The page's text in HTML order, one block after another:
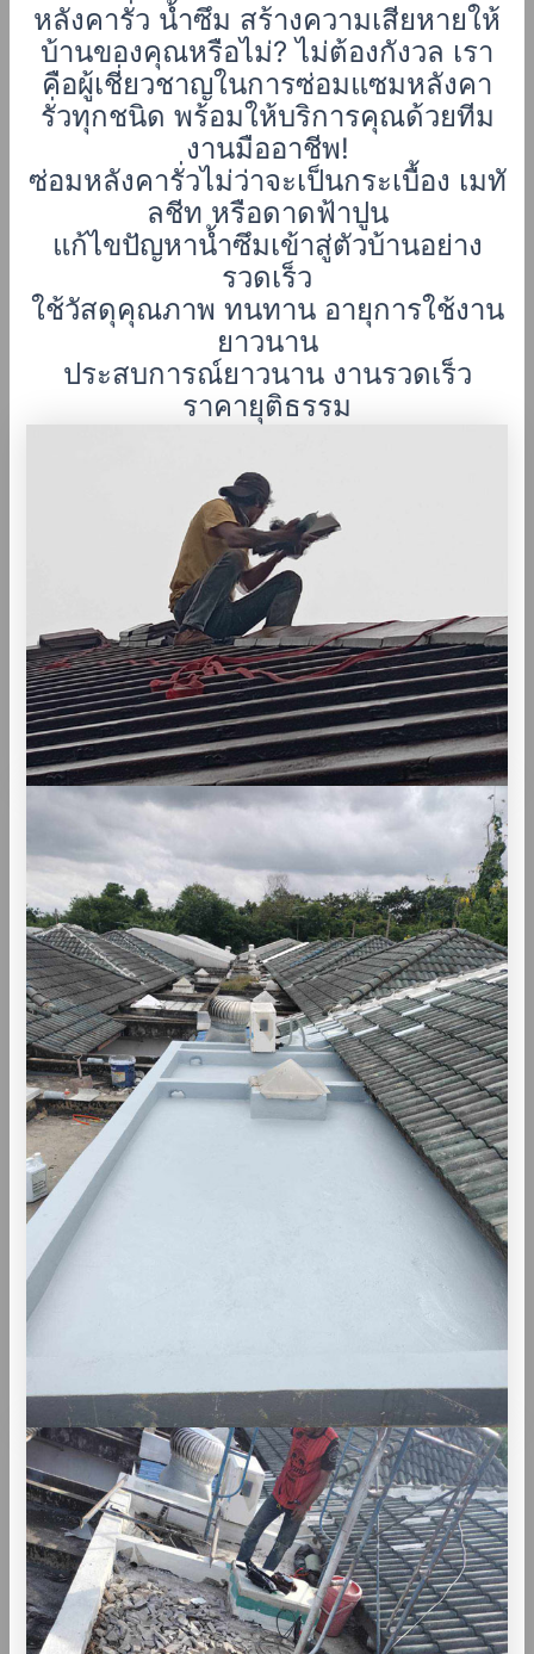
หลังคารั่ว น้ำซึม สร้างความเสียหายให้
บ้านของคุณหรือไม่? ไม่ต้องกังวล เรา
คือผู้เชี่ยวชาญในการซ่อมแซมหลังคา
รั่วทุกชนิด พร้อมให้บริการคุณด้วยทีม
งานมืออาชีพ!
ซ่อมหลังคารั่วไม่ว่าจะเป็นกระเบื้อง เมทั
ลชีท หรือดาดฟ้าปูน
แก้ไขปัญหาน้ำซึมเข้าสู่ตัวบ้านอย่าง
รวดเร็ว
ใช้วัสดุคุณภาพ ทนทาน อายุการใช้งาน
ยาวนาน
ประสบการณ์ยาวนาน งานรวดเร็ว
ราคายุติธรรม